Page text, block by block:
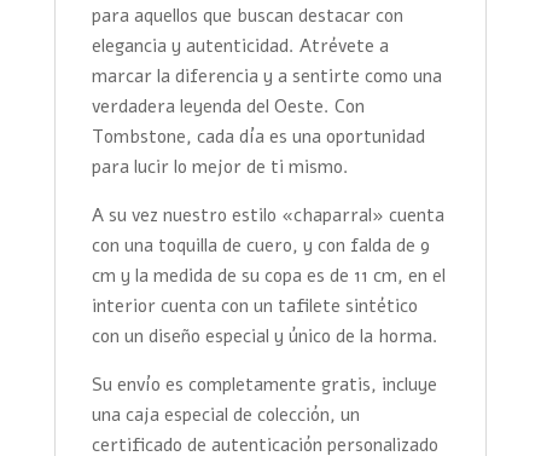
para aquellos que buscan destacar con
elegancia y autenticidad. Atrévete a
marcar la diferencia y a sentirte como una
verdadera leyenda del Oeste. Con
Tombstone, cada día es una oportunidad
para lucir lo mejor de ti mismo.
A su vez nuestro estilo «chaparral» cuenta
con una toquilla de cuero, y con falda de 9
cm y la medida de su copa es de 11 cm, en el
interior cuenta con un tafilete sintético
con un diseño especial y único de la horma.
Su envío es completamente gratis, incluye
una caja especial de colección, un
certificado de autenticación personalizado